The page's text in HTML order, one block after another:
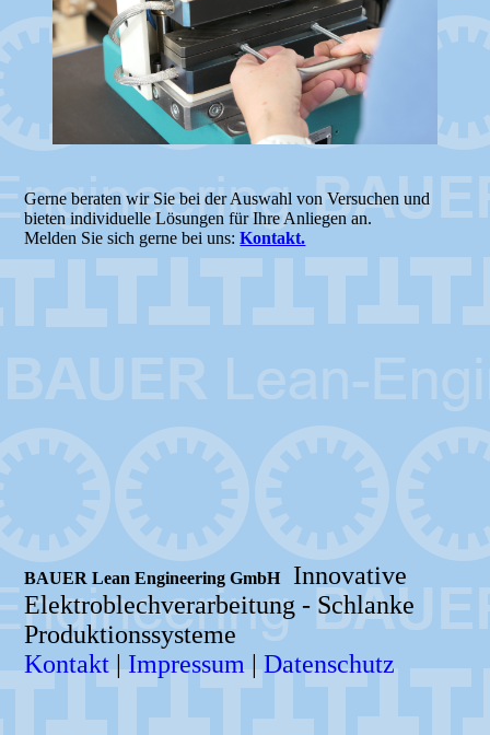
Gerne beraten wir Sie bei der Auswahl von Versuchen und
bieten individuelle Lösungen für Ihre Anliegen an.
Melden Sie sich gerne bei uns:Kontakt.
BAUER Lean Engineering GmbHInnovative
Elektroblechverarbeitung - Schlanke
Produktionssysteme
Kontakt |Impressum |Datenschutz